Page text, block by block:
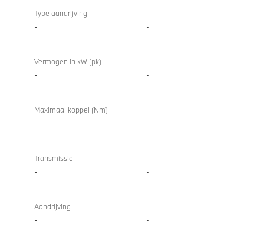
aandrijflijn
Type aandrijving
- -
Vermogen in kW (pk)
- -
Maximaal koppel (Nm)
- -
Transmissie
- -
Aandrijving
- -